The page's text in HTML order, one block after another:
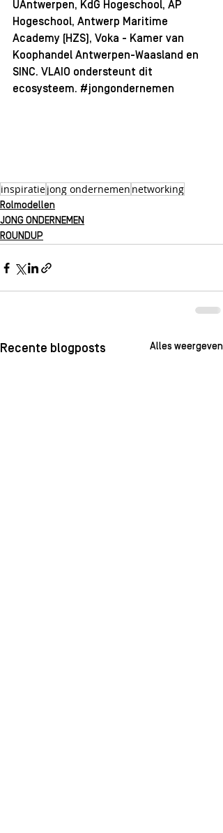
UAntwerpen, KdG Hogeschool, AP
Hogeschool, Antwerp Maritime
Academy (HZS) , Voka - Kamer van
Koophandel Antwerpen-Waasland en
SINC. VLAIO ondersteunt dit
ecosysteem. #jongondernemen
inspiratiejong ondernemen networking
Rolmodellen
JONG ONDERNEMEN
ROUNDUP
Recente blogposts Alles weergeven